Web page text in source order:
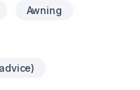
Awning